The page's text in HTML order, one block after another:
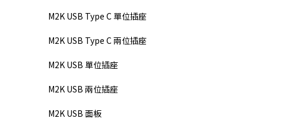
M2K USB Type C 單位插座
M2K USB Type C 兩位插座
M2K USB 單位插座
M2K USB 兩位插座
M2K USB 面板